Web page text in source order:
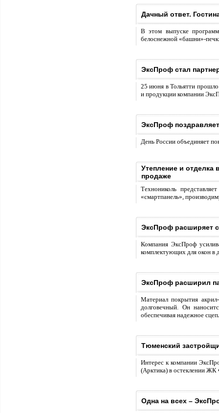
Дачный ответ.
В этом выпуске
белоснежной «башни»-
ЭксПроф стал
25 июня в Тольятти прошло
и продукции компании
ЭксПроф
День России объединяет
Утепление и
продаже
Технониколь
«смартпанель»,
ЭксПроф расширяет
Компания ЭксПроф
комплектующих для окон в
ЭксПроф расширил
Материал покрытия
долговечный. Он
обеспечивая надежное
Тюменский
Интерес к компании
(Арктика) в остеклении ЖК
Одна на всех –